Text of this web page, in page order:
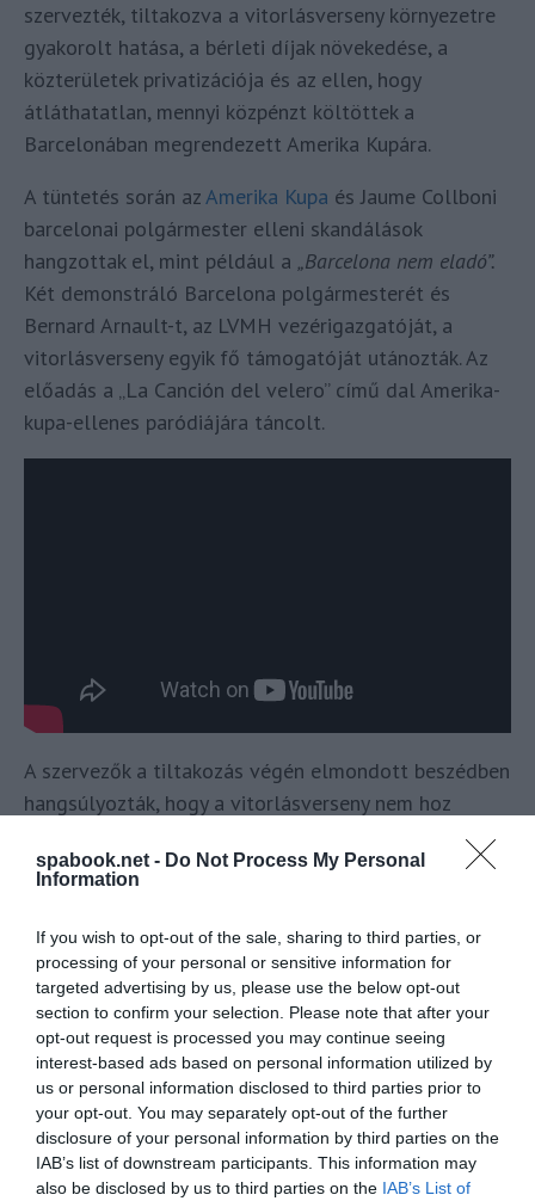
spabook.net - Do Not Process My Personal
Information
If you wish to opt-out of the sale, sharing to third parties, or
processing of your personal or sensitive information for
targeted advertising by us, please use the below opt-out
section to confirm your selection. Please note that after your
opt-out request is processed you may continue seeing
interest-based ads based on personal information utilized by
us or personal information disclosed to third parties prior to
your opt-out. You may separately opt-out of the further
disclosure of your personal information by third parties on the
IAB’s list of downstream participants. This information may
also be disclosed by us to third parties on the IAB’s List of
szervezték, tiltakozva a vitorlásverseny környezetre
gyakorolt hatása, a bérleti díjak növekedése, a
közterületek privatizációja és az ellen, hogy
átláthatatlan, mennyi közpénzt költöttek a
Barcelonában megrendezett Amerika Kupára.
A tüntetés során azAmerika Kupa és Jaume Collboni
barcelonai polgármester elleni skandálások
hangzottak el, mint például a „Barcelona nem eladó”.
Két demonstráló Barcelona polgármesterét és
Bernard Arnault-t, az LVMH vezérigazgatóját, a
vitorlásverseny egyik fő támogatóját utánozták. Az
előadás a „La Canción del velero” című dal Amerika-
kupa-ellenes paródiájára táncolt.
A szervezők a tiltakozás végén elmondott beszédben
hangsúlyozták, hogy a vitorlásverseny nem hoz
bevitelt a városnak, és hogy az „elitnek szól, nem
pedig a lakosoknak”. A szervezők arra bátorították a
Amerika Kupa következő alkalommal is Barcelonában
kerülne megrendezésre. A tüntetés végén a
résztvevők elégették az America’s Cup plakátjának
másolatát.